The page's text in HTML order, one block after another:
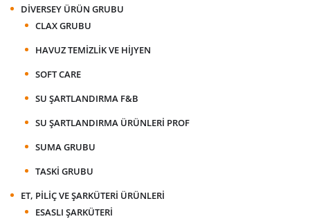
DIVERSEY ÜRÜN GRUBU
CLAX GRUBU
HAVUZ TEMIZLIK VE HIJYEN
SOFT CARE
SU ŞARTLANDIRMA F&B
SU ŞARTLANDIRMA ÜRÜNLERI PROF
SUMA GRUBU
TASKI GRUBU
ET, PILIÇ VE ŞARKÜTERI ÜRÜNLERI
ESASLI ŞARKÜTERI